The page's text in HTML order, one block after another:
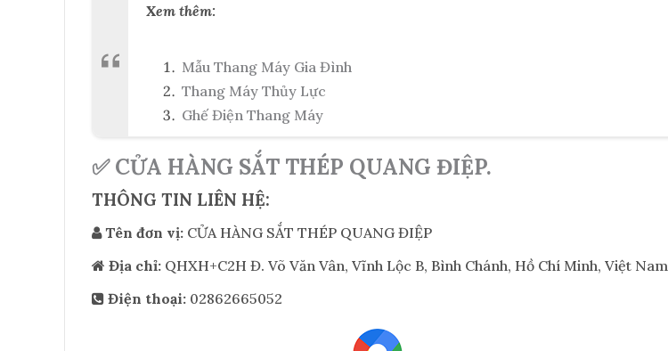
Xem thêm:
Mẫu Thang Máy Gia Đình
Thang Máy Thủy Lực
Ghế Điện Thang Máy
✅ CỬA HÀNG SẮT THÉP QUANG ĐIỆP.
THÔNG TIN LIÊN HỆ:
Tên đơn vị: CỬA HÀNG SẮT THÉP QUANG ĐIỆP
Địa chỉ: QHXH+C2H Đ. Võ Văn Vân, Vĩnh Lộc B, Bình Chánh, Hồ Chí Minh, Việt Nam
Điện thoại: 02862665052